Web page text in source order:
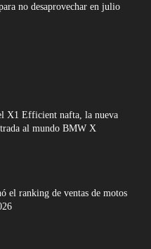
no desaprovechar en julio
X1 Efficient nafta, la nueva
al mundo BMW X
el ranking de ventas de motos